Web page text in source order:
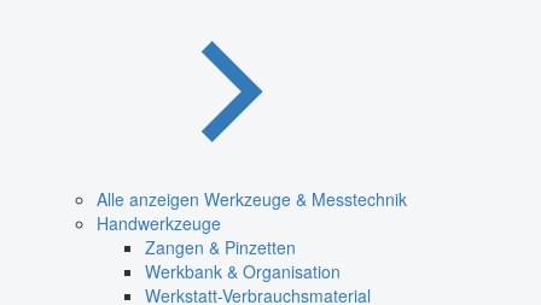
Alle anzeigen Werkzeuge & Messtechnik
Handwerkzeuge
Zangen & Pinzetten
Werkbank & Organisation
Werkstatt-Verbrauchsmaterial